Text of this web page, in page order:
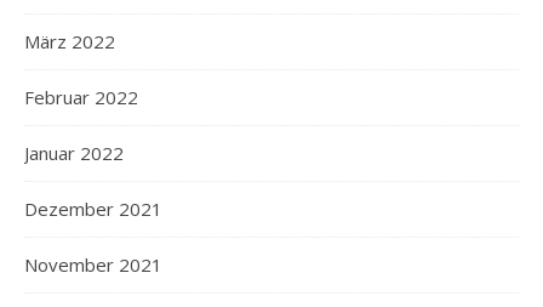
März 2022
Februar 2022
Januar 2022
Dezember 2021
November 2021